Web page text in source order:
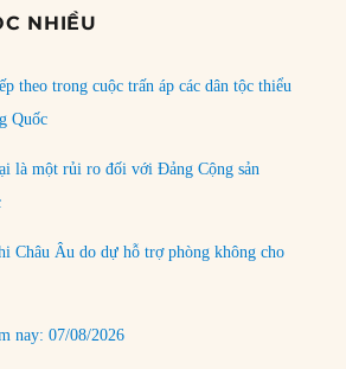
NHIỀU
theo trong cuộc trấn áp các dân tộc thiểu
Quốc
là một rủi ro đối với Đảng Cộng sản
Châu Âu do dự hỗ trợ phòng không cho
nay: 07/08/2026